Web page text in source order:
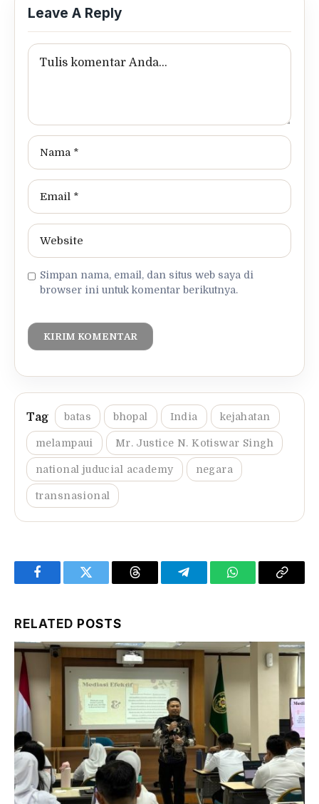
Leave A Reply
Simpan nama, email, dan situs web saya di
browser ini untuk komentar berikutnya.
batas bhopal India kejahatan
melampaui Mr. Justice N. Kotiswar Singh
national juducial academy negara
transnasional
FacebookTwitter Threads TelegramWhatsAppCopy
RELATED POSTS